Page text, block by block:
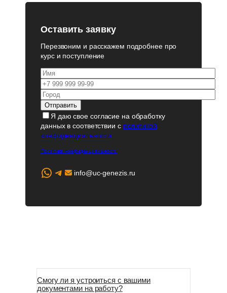
Оставить заявку
Перезвоним и расскажем подробнее про
курс и поступление
Я даю свое согласие на обработку
данных в соответствии с политикой
конфиденциальности
Политика конфиденциальности
WhatsApp Telegram info@uc-genezis.ru
Смогу ли я устроиться с вашими
документами на работу?